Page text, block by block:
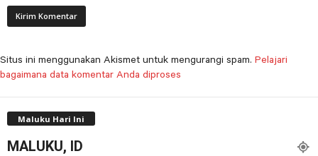
Situs ini menggunakan Akismet untuk mengurangi spam. Pelajari
bagaimana data komentar Anda diproses
Maluku Hari Ini
MALUKU, ID